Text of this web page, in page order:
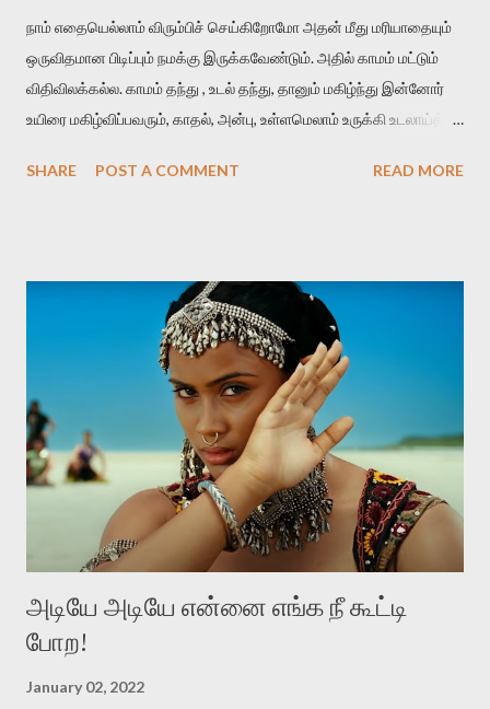
நாம் எதையெல்லாம் விரும்பிச் செய்கிறோமோ அதன் மீது மரியாதையும்
ஒருவிதமான பிடிப்பும் நமக்கு இருக்கவேண்டும். அதில் காமம் மட்டும்
விதிவிலக்கல்ல. காமம் தந்து , உடல் தந்து, தானும் மகிழ்ந்து இன்னோர்
உயிரை மகிழ்விப்பவரும், காதல், அன்பு, உள்ளமெலாம் உருக்கி உடலாய்த்
மதிக்கப்பட வேண்டியவர்கள். அவர்கள் ஆணாய் இருந்தாலும்,
விஸ்தாரமான அறிவினாலும், நடத்தையினாலும், வார்த்தையினாலும்
உள்ளுக்குள்ளே நிகழும் மாற்றத்தினாலும் எழவேண்டும். கங்குபாய்
என்கிற இந்தப் படம், விலைமாதர்களின் வாழ்வியலைப் பேசுகிறது.
விலைமாதர்கள் வெவ்வேறு தரத்தில் இருக்கிறார்கள். ஒவ்வொரு
பெறுமதிக்கு ஏற்றபடி ஒவ்வொரு தரத்தில் இருக்கிறார்கள். நன்கு படித்து
வேலைபார்க்கும் விலைமாதர்களும் இருக்கிறார்கள். பகுதியாய்
விலைமாதராக இருப்பவர்களும் இருக்கிறார்கள். இப்போதும் அப்போதும்,
விலைமாதர்கள் வெவ்வேறு தரத்தில் இருந்தா...
SHARE POST A COMMENT READ MORE
அடியே அடியே என்னை எங்க நீ கூட்டி
போற!
January 02, 2022